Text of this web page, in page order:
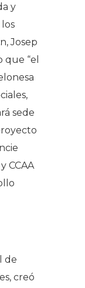
y
Josep
que “el
sede
CCAA
de
creó